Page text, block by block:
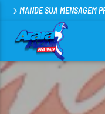
MANDE SUA MENSAGEM
100